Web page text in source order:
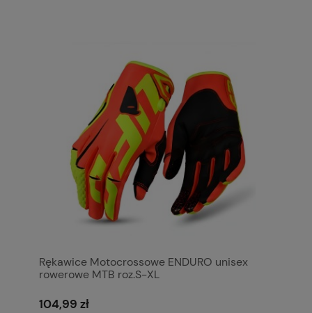
Rękawice Motocrossowe ENDURO unisex
rowerowe MTB roz.S-XL
104,99 zł